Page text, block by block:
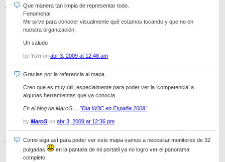
Que manera tan limpia de representar todo.
Fenomenal.
Me sirve para conocer visualmente qué estamos tocando y que no en
nuestra organización.
Un saludo
by Yuri on abr 3, 2009 at 12:48 am
Gracias por la referencia al mapa.
Creo que es muy útil, especialmente para poder ver la ‘competencia’ a
algunas herramientas que ya conocía.
En el blog de MarcG… "Día W3C en España 2009"
by MarcG on abr 3, 2009 at 12:36 pm
Como siga así para poder ver este mapa vamos a necesitar monitores de 32
pulgadas
en la pantalla de mi portatil ya no logro ver el panorama
completo.